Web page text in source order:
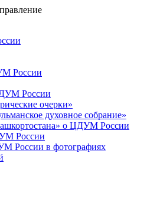
России
России
очерки»
духовное собрание»
о ЦДУМ России
России
России в фотографиях